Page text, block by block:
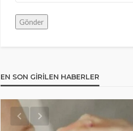
EN SON GIRILEN HABERLER